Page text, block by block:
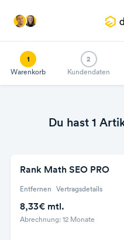
1
Warenkorb
2
Kundendaten
Du hast 1
Rank Math SEO PRO
Entfernen Vertragsdetails
8,33€ mtl.
Abrechnung: 12 Monate